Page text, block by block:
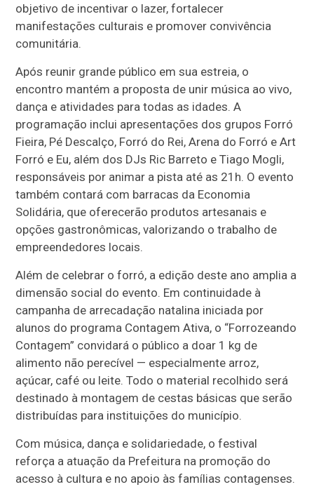
objetivo de incentivar o lazer, fortalecer
manifestações culturais e promover convivência
comunitária.
Após reunir grande público em sua estreia, o
encontro mantém a proposta de unir música ao vivo,
dança e atividades para todas as idades. A
programação inclui apresentações dos grupos Forró
Fieira, Pé Descalço, Forró do Rei, Arena do Forró e Art
Forró e Eu, além dos DJs Ric Barreto e Tiago Mogli,
responsáveis por animar a pista até as 21h. O evento
também contará com barracas da Economia
Solidária, que oferecerão produtos artesanais e
opções gastronômicas, valorizando o trabalho de
empreendedores locais.
Além de celebrar o forró, a edição deste ano amplia a
dimensão social do evento. Em continuidade à
campanha de arrecadação natalina iniciada por
alunos do programa Contagem Ativa, o “Forrozeando
Contagem” convidará o público a doar 1 kg de
alimento não perecível — especialmente arroz,
açúcar, café ou leite. Todo o material recolhido será
destinado à montagem de cestas básicas que serão
distribuídas para instituições do município.
Com música, dança e solidariedade, o festival
reforça a atuação da Prefeitura na promoção do
acesso à cultura e no apoio às famílias contagenses.